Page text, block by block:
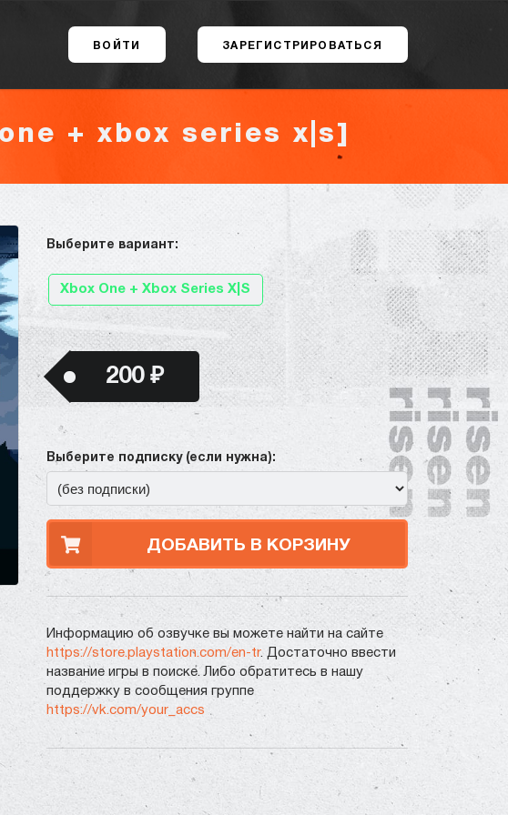
ВОЙТИ ЗАРЕГИСТРИРОВАТЬСЯ
+ xbox series x|s]
Выберите вариант:
Xbox One + Xbox Series X|S
200 ₽
Выберите подписку (если нужна):
ДОБАВИТЬ В КОРЗИНУ
Информацию об озвучке вы можете найти на сайте
https://store.playstation.com/en-tr. Достаточно ввести
название игры в поиске. Либо обратитесь в нашу
поддержку в сообщения группе
https://vk.com/your_accs